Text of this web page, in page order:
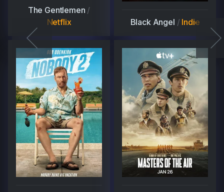
The Gentlemen /
Netflix
Black Angel / Indie